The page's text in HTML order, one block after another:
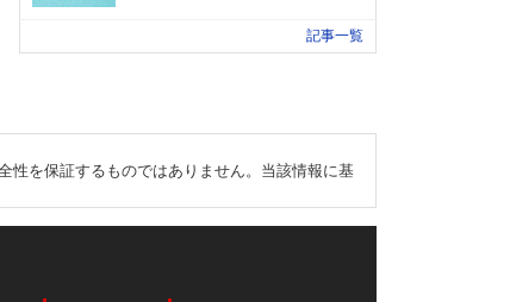
記事一覧
性を保証するものではありません。当該情報に基